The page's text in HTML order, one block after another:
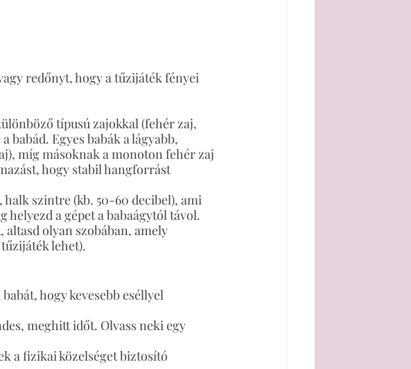
redőnyt, hogy a tűzijáték fényei
típusú zajokkal (fehér zaj,
babád. Egyes babák a lágyabb,
míg másoknak a monoton fehér zaj
hogy stabil hangforrást
szintre (kb. 50-60 decibel), ami
a gépet a babaágytól távol.
altasd olyan szobában, amely
lehet).
hogy kevesebb eséllyel
meghitt időt. Olvass neki egy
a fizikai közelséget biztosító